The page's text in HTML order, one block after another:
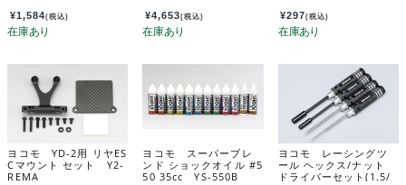
¥1,584(税込) ¥4,653(税込) ¥297(税込)
ヨコモ YD-2用 リヤES
Cマウント セット Y2-
REMA
ヨコモ スーパーブレ
ンド ショックオイル #5
50 35cc YS-550B
ヨコモ レーシングツ
ール ヘックス/ナット
ドライバーセット(1.5/